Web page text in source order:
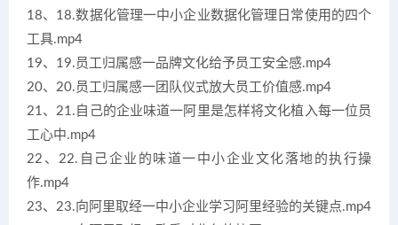
18、18.数据化管理一中小企业数据化管理日常使用的四个
工具.mp4
19、19.员工归属感一品牌文化给予员工安全感.mp4
20、20.员工归属感一团队仪式放大员工价值感.mp4
21、21.自己的企业味道一阿里是怎样将文化植入每一位员
工心中.mp4
22、22.自己企业的味道一中小企业文化落地的执行操
作.mp4
23、23.向阿里取经一中小企业学习阿里经验的关键点.mp4